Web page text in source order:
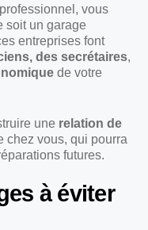
vous
soit un garage
entreprises font
des secrétaires,
de votre
une relation de
chez vous, qui pourra
futures.
à éviter